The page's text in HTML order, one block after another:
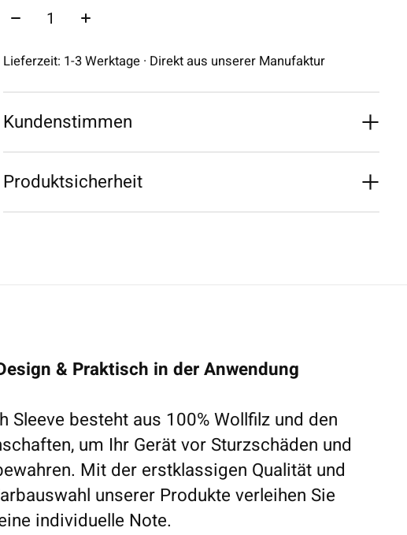
Menge:
Lieferzeit: 1-3 Werktage · Direkt aus unserer Manufaktur
Kundenstimmen
Produktsicherheit
& Praktisch in der Anwendung
Sleeve besteht aus 100% Wollfilz und den
um Ihr Gerät vor Sturzschäden und
Mit der erstklassigen Qualität und
unserer Produkte verleihen Sie
individuelle Note.